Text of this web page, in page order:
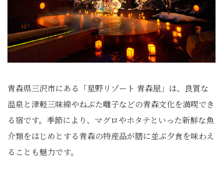
青森県三沢市にある「星野リゾート 青森屋」は、良質な
温泉と津軽三味線やねぶた囃子などの青森文化を満喫でき
る宿です。季節により、マグロやホタテといった新鮮な魚
介類をはじめとする青森の特産品が膳に並ぶ夕食を味わえ
ることも魅力です。